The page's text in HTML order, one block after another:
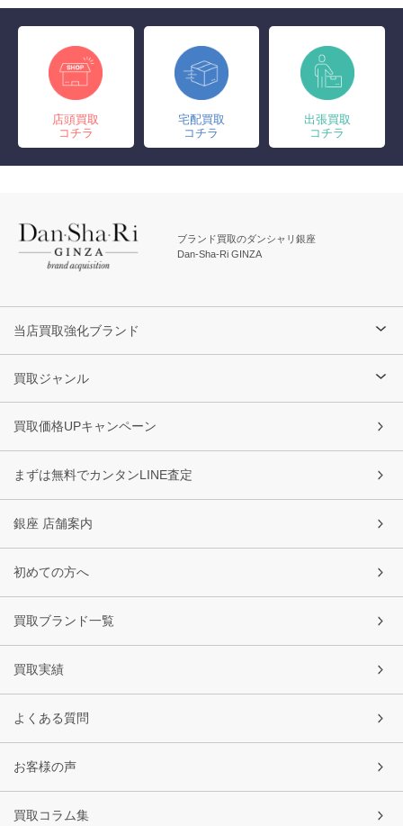
店頭買取
コチラ
宅配買取
コチラ
出張買取
コチラ
ブランド買取のダンシャリ銀座
Dan-Sha-Ri GINZA
当店買取強化ブランド
買取ジャンル
買取価格UPキャンペーン
まずは無料でカンタンLINE査定
銀座 店舗案内
初めての方へ
買取ブランド一覧
買取実績
よくある質問
お客様の声
買取コラム集